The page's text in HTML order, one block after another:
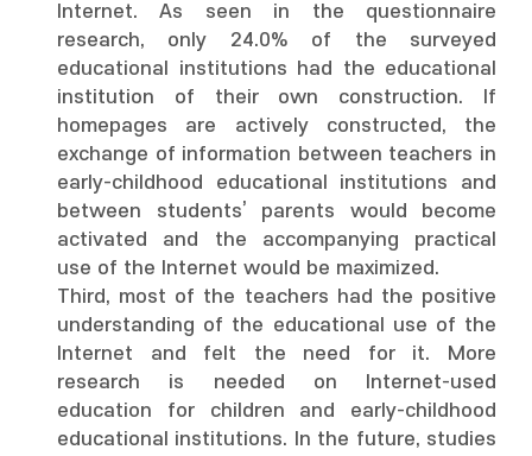
Internet. As seen in the questionnaire
research, only 24.0% of the surveyed
educational institutions had the educational
institution of their own construction. If
homepages are actively constructed, the
exchange of information between teachers in
early-childhood educational institutions and
between students’ parents would become
activated and the accompanying practical
use of the Internet would be maximized.
Third, most of the teachers had the positive
understanding of the educational use of the
Internet and felt the need for it. More
research is needed on Internet-used
education for children and early-childhood
educational institutions. In the future, studies